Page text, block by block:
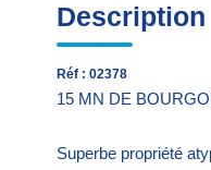
Description
Réf : 02378
15 MN DE
Superbe propriété